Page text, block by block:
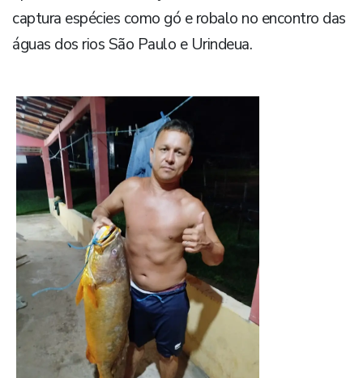
captura espécies como gó e robalo no encontro das
águas dos rios São Paulo e Urindeua.